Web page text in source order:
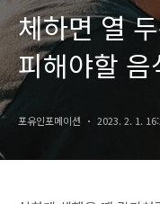
체하면 열
피해야할 음
포유인포메이션 2023. 2. 1.